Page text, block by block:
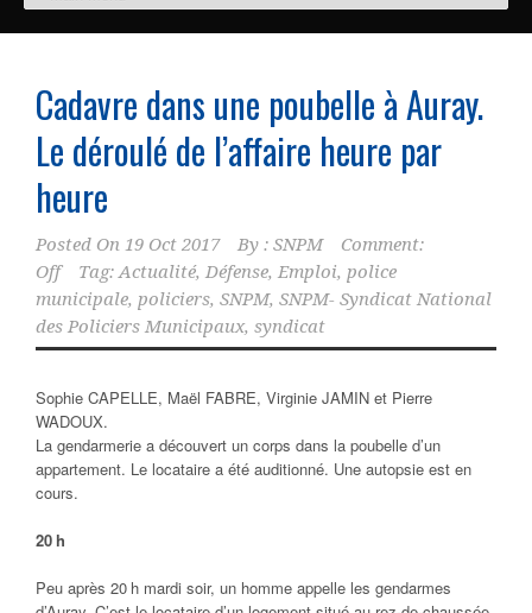
Cadavre dans une poubelle à Auray.
Le déroulé de l’affaire heure par
heure
Posted On 19 Oct 2017 By : SNPM
Comment:
Off
Tag:Actualité, Défense, Emploi, police
municipale, policiers, SNPM, SNPM- Syndicat National
des Policiers Municipaux, syndicat
Sophie CAPELLE, Maël FABRE, Virginie JAMIN et Pierre
WADOUX.
La gendarmerie a découvert un corps dans la poubelle d’un
appartement. Le locataire a été auditionné. Une autopsie est en
cours.
20 h
Peu après 20 h mardi soir, un homme appelle les gendarmes